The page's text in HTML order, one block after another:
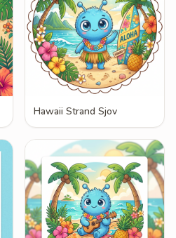
Hawaii Strand Sjov